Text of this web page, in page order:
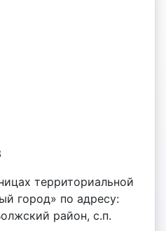
территориальной
город» по адресу:
район, с.п.